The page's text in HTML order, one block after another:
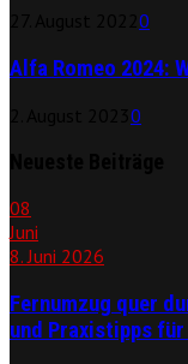
0
Alfa Romeo 2024:
0
08
Juni
8. Juni 2026
Fernumzug quer
und Praxistipps